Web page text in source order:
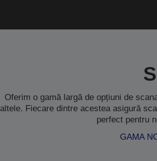
Oferim o gamă largă de opțiuni de
altele. Fiecare dintre acestea asigură
perfect pentru
GAMA